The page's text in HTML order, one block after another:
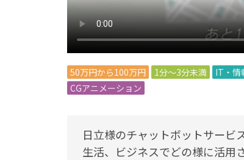
50万円から100万円 1分～3分未満 IT・情
CGアニメーション
日立様のチャットボットサービ
生活、ビジネスでどの様に活用